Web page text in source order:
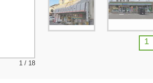
1 / 18
1